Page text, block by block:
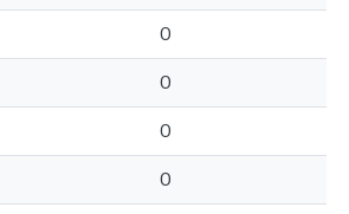
0
0
0
0